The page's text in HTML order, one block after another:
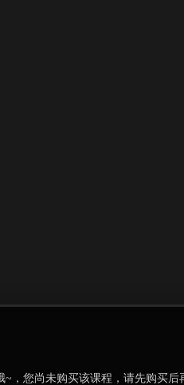
~，您尚未购买该课程，请先购买后